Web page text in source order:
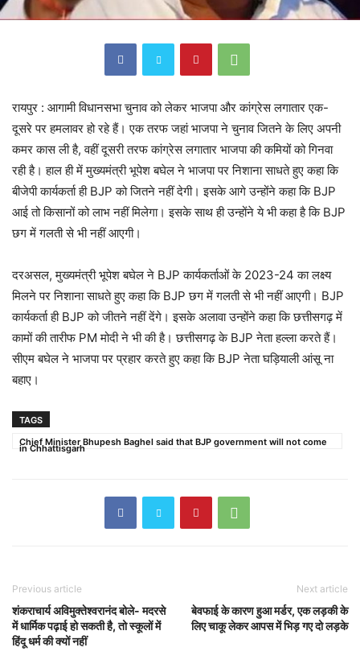
रायपुर : आगामी विधानसभा चुनाव को लेकर भाजपा और कांग्रेस लगातार एक-
दूसरे पर हमलावर हो रहे हैं। एक तरफ जहां भाजपा ने चुनाव जितने के लिए अपनी
कमर कास ली है, वहीं दूसरी तरफ कांग्रेस लगातार भाजपा की कमियों को गिनवा
रही है। हाल ही में मुख्यमंत्री भूपेश बघेल ने भाजपा पर निशाना साधते हुए कहा कि
बीजेपी कार्यकर्ता ही BJP को जितने नहीं देगी। इसके आगे उन्होंने कहा कि BJP
आई तो किसानों को लाभ नहीं मिलेगा। इसके साथ ही उन्होंने ये भी कहा है कि BJP
छग में गलती से भी नहीं आएगी।
दरअसल, मुख्यमंत्री भूपेश बघेल ने BJP कार्यकर्ताओं के 2023-24 का लक्ष्य
मिलने पर निशाना साधते हुए कहा कि BJP छग में गलती से भी नहीं आएगी। BJP
कार्यकर्ता ही BJP को जीतने नहीं देंगे। इसके अलावा उन्होंने कहा कि छत्तीसगढ़ में
कामों की तारीफ PM मोदी ने भी की है। छत्तीसगढ़ के BJP नेता हल्ला करते हैं।
सीएम बघेल ने भाजपा पर प्रहार करते हुए कहा कि BJP नेता घड़ियाली आंसू ना
बहाए।
TAGS
Chief Minister Bhupesh Baghel said that BJP government will not come
in Chhattisgarh
Previous article
शंकराचार्य अविमुक्तेश्वरानंद बोले- मदरसे
में धार्मिक पढ़ाई हो सकती है, तो स्कूलों में
हिंदू धर्म की क्यों नहीं
Next article
बेवफाई के कारण हुआ मर्डर, एक लड़की के
लिए चाकू लेकर आपस में भिड़ गए दो लड़के